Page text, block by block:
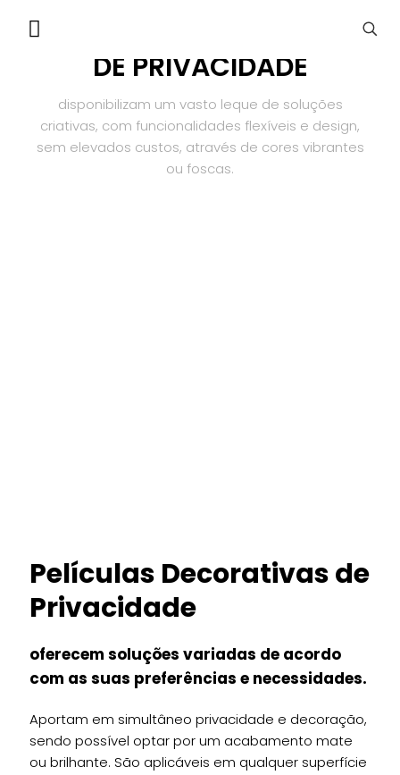
PELÍCULAS DECORATIVAS
DE PRIVACIDADE
disponibilizam um vasto leque de soluções
criativas, com funcionalidades flexíveis e design,
sem elevados custos, através de cores vibrantes
ou foscas.
Películas Decorativas de
Privacidade
oferecem soluções variadas de acordo
com as suas preferências e necessidades.
Aportam em simultâneo privacidade e decoração,
sendo possível optar por um acabamento mate
ou brilhante. São aplicáveis em qualquer superfície